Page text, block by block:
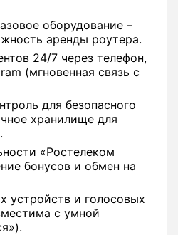
оборудование –
аренды роутера.
24/7 через телефон,
(мгновенная связь с
для безопасного
хранилище для
«Ростелеком
бонусов и обмен на
устройств и голосовых
с умной